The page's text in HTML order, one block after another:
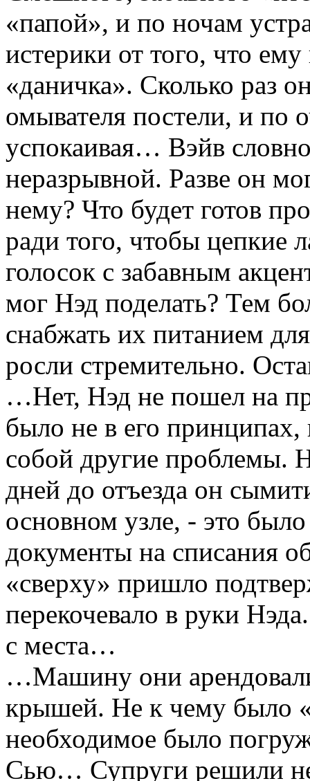
«папой», и по ночам
истерики от того, что
«даничка». Сколько раз
омывателя постели, и по
успокаивая… Вэйв
неразрывной. Разве он
нему? Что будет готов
ради того, чтобы цепкие
голосок с забавным
мог Нэд поделать? Тем
снабжать их питанием
росли стремительно.
…Нет, Нэд не пошел на
было не в его принципах,
собой другие проблемы.
дней до отъезда он
основном узле, - это
документы на списания
«сверху» пришло
перекочевало в руки
с места…
…Машину они
крышей. Не к чему было
необходимое было
Сью… Супруги решили не